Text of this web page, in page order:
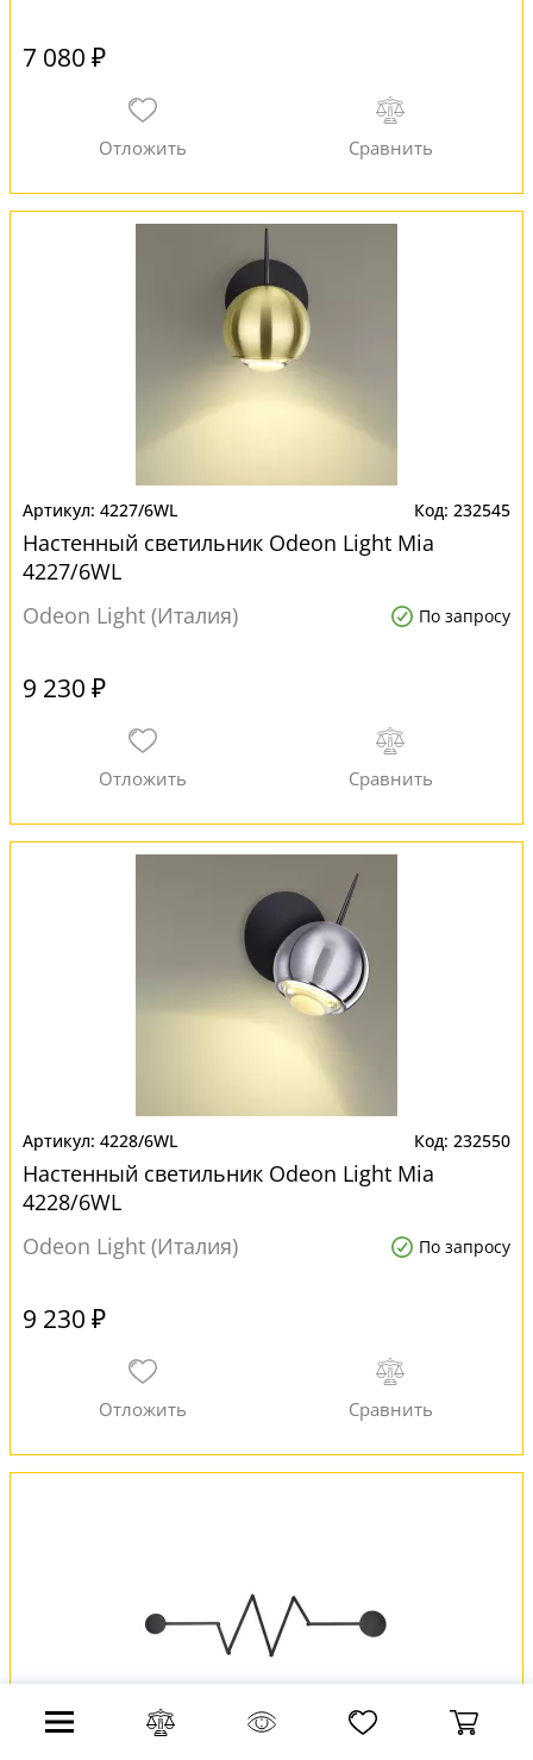
7 080 ₽
4227/6WL 232545
Настенный светильник Odeon Light Mia
4227/6WL
Odeon Light (Италия)
По запросу
9 230 ₽
4228/6WL 232550
Настенный светильник Odeon Light Mia
4228/6WL
Odeon Light (Италия)
По запросу
9 230 ₽